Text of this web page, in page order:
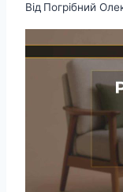
Від Погрібний